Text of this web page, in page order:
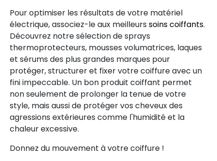
Pour optimiser les résultats de votre matériel
électrique, associez-le aux meilleurs soins coiffants.
Découvrez notre sélection de sprays
thermoprotecteurs, mousses volumatrices, laques
et sérums des plus grandes marques pour
protéger, structurer et fixer votre coiffure avec un
fini impeccable. Un bon produit coiffant permet
non seulement de prolonger la tenue de votre
style, mais aussi de protéger vos cheveux des
agressions extérieures comme l'humidité et la
chaleur excessive.
Donnez du mouvement à votre coiffure !